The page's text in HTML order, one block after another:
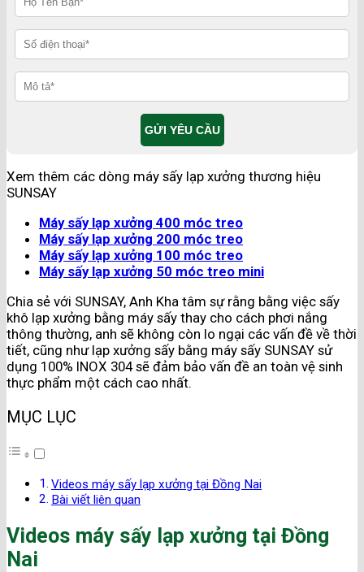
Xem thêm các dòng máy sấy lạp xưởng thương hiệu
SUNSAY
Máy sấy lạp xưởng 400 móc treo
Máy sấy lạp xưởng 200 móc treo
Máy sấy lạp xưởng 100 móc treo
Máy sấy lạp xưởng 50 móc treo mini
Chia sẻ với SUNSAY, Anh Kha tâm sự rằng bằng việc sấy
khô lạp xưởng bằng máy sấy thay cho cách phơi nắng
thông thường, anh sẽ không còn lo ngại các vấn đề về thời
tiết, cũng như lạp xưởng sấy bằng máy sấy SUNSAY sử
dụng 100% INOX 304 sẽ đảm bảo vấn đề an toàn vệ sinh
thực phẩm một cách cao nhất.
MỤC LỤC
Videos máy sấy lạp xưởng tại Đồng Nai
Bài viết liên quan
Videos máy sấy lạp xưởng tại Đồng
Nai